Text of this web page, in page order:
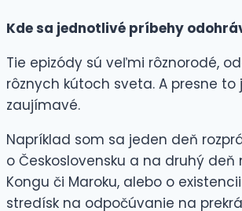
Kde sa jednotlivé príbehy
Tie epizódy sú veľmi rôznorodé,
rôznych kútoch sveta. A presne
zaujímavé.
Napríklad som sa jeden deň
o Československu a na druhý deň
Kongu či Maroku, alebo o
stredísk na odpočúvanie na